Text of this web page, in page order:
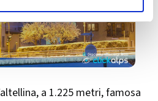
a 1.225 metri, famosa